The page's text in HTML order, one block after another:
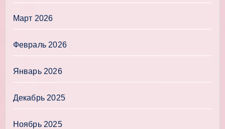
Март 2026
Февраль 2026
Январь 2026
Декабрь 2025
Ноябрь 2025